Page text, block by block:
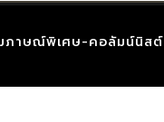
ภาษณ์พิเศษ-คอลัมน์นิสต์